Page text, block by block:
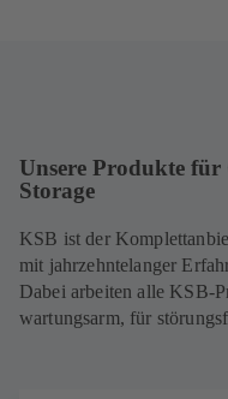
Unsere Produkte
Storage
KSB ist der
mit jahrzehntelanger
Dabei arbeiten alle KSB-
wartungsarm, für